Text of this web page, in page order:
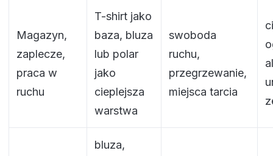
Magazyn,
zaplecze,
praca w
ruchu
T-shirt jako
baza, bluza
lub polar
jako
cieplejsza
warstwa
swoboda
ruchu,
przegrzewanie,
miejsca tarcia
bluza,